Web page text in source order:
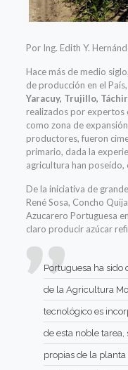
Por Ing. Edith Y.
Hace másde medio siglo
de producción en el
Yaracuy, Trujillo,
realizados por expertos
como zona de
productores, fueron
primario, dada la
agricultura han poseído,
De la iniciativa de
René Sosa, Concho
Azucarero Portuguesa
claro producir azúcar
Portuguesa ha sido
de la Agricultura
tecnológico es
de esta noble tarea,
propias de la